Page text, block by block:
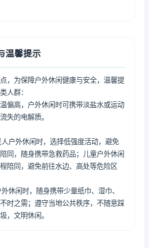
温馨提示
，为保障户外休闲健康与安全，温馨提
人群：
偏高，户外休闲时可携带淡盐水或运动
失的电解质。
户外休闲时，选择低强度活动，避免
同，随身携带急救药品；儿童户外休闲
陪同，避免前往水边、高处等危险区
休闲时，随身携带少量纸巾、湿巾、
时之需；遵守当地公共秩序，不随意踩
，文明休闲。